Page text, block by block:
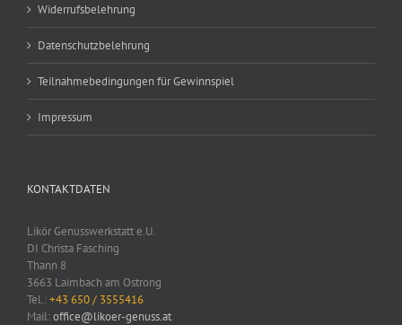
Widerrufsbelehrung
Datenschutzbelehrung
Teilnahmebedingungen für Gewinnspiel
Impressum
KONTAKTDATEN
Likör Genusswerkstatt e.U.
DI Christa Fasching
Thann 8
3663 Laimbach am Ostrong
Tel.:+43 650 / 3555416
Mail:office@likoer-genuss.at